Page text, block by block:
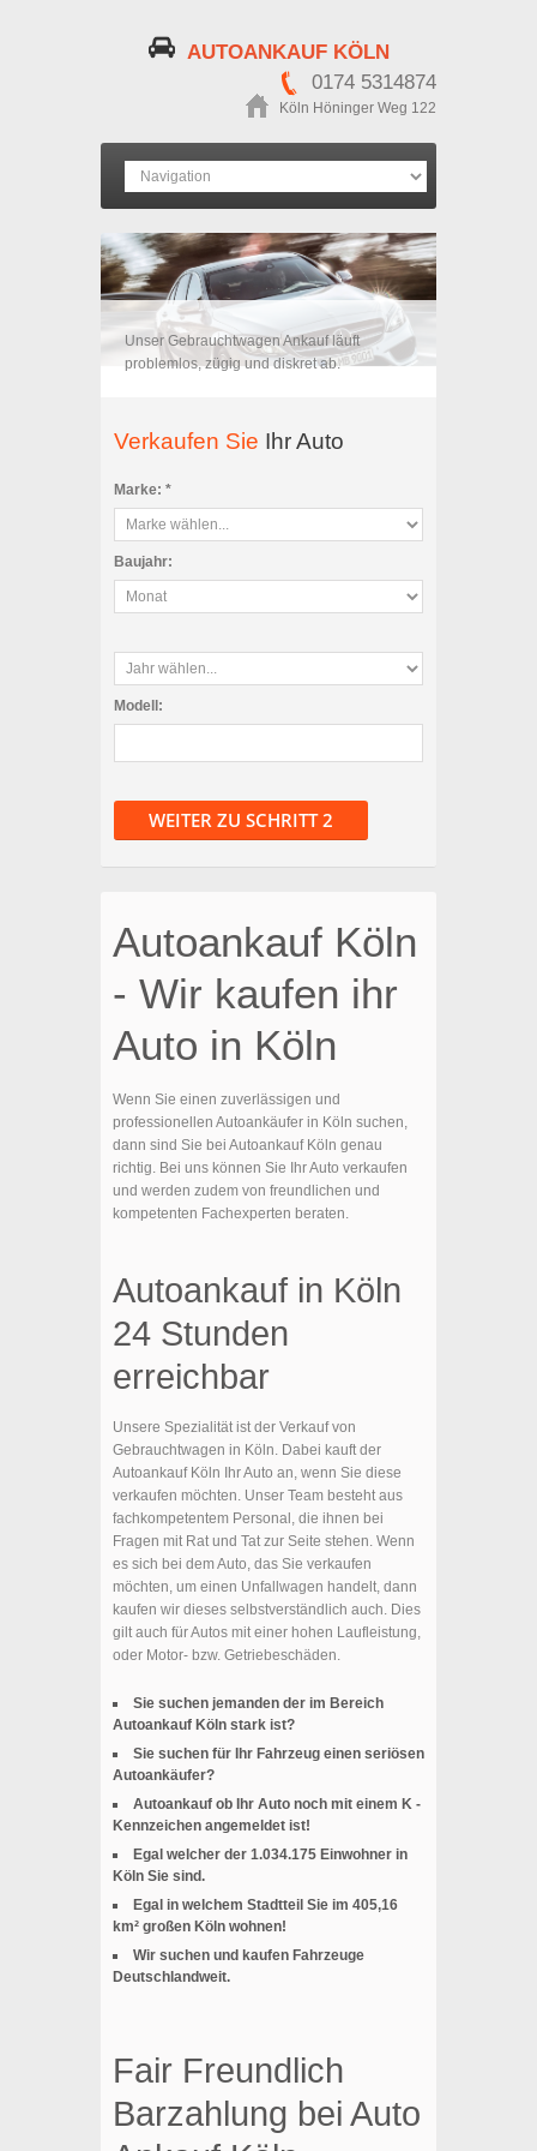
AUTOANKAUF KÖLN
0174 5314874
Köln Höninger Weg 122
Unser Gebrauchtwagen Ankauf läuft
problemlos, zügig und diskret ab.
Verkaufen Sie Ihr Auto
Marke: *
Baujahr:
Modell:
WEITER ZU SCHRITT 2
Autoankauf Köln
- Wir kaufen ihr
Auto in Köln
Wenn Sie einen zuverlässigen und
professionellen Autoankäufer in Köln suchen,
dann sind Sie bei Autoankauf Köln genau
richtig. Bei uns können Sie Ihr Auto verkaufen
und werden zudem von freundlichen und
kompetenten Fachexperten beraten.
Autoankauf in Köln
24 Stunden
erreichbar
Unsere Spezialität ist der Verkauf von
Gebrauchtwagen in Köln. Dabei kauft der
Autoankauf Köln Ihr Auto an, wenn Sie diese
verkaufen möchten. Unser Team besteht aus
fachkompetentem Personal, die ihnen bei
Fragen mit Rat und Tat zur Seite stehen. Wenn
es sich bei dem Auto, das Sie verkaufen
möchten, um einen Unfallwagen handelt, dann
kaufen wir dieses selbstverständlich auch. Dies
gilt auch für Autos mit einer hohen Laufleistung,
oder Motor- bzw. Getriebeschäden.
Sie suchen jemanden der im Bereich
Autoankauf Köln stark ist?
Sie suchen für Ihr Fahrzeug einen seriösen
Autoankäufer?
Autoankauf ob Ihr Auto noch mit einem K -
Kennzeichen angemeldet ist!
Egal welcher der 1.034.175 Einwohner in
Köln Sie sind.
Egal in welchem Stadtteil Sie im 405,16
km² großen Köln wohnen!
Wir suchen und kaufen Fahrzeuge
Deutschlandweit.
Fair Freundlich
Barzahlung bei Auto